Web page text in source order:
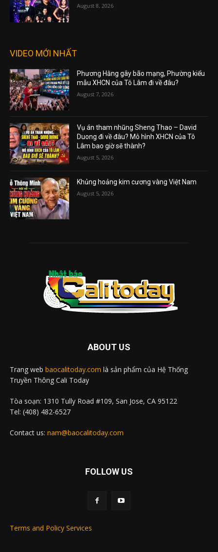
August 8, 2026
VIDEO MỚI NHẤT
Phương Hằng gây bão mạng, Phường kiểu
mẫu XHCN của Tô Lâm đi về đâu?
August 7, 2026
Vụ án tham nhũng Sheng Thao – David
Duong đi về đâu? Mô hình XHCN của Tô
Lâm bao giờ sẽ thành?
August 5, 2026
Khủng hoảng kim cương vàng Việt Nam
August 5, 2026
ABOUT US
Trang web baocalitoday.com là sản phẩm của Hệ Thống
Truyền Thông Cali Today
Tòa soạn: 1310 Tully Road #109, San Jose, CA 95122
Tel: (408) 482-6527
Contact us: nam@baocalitoday.com
FOLLOW US
Terms and Policy Services